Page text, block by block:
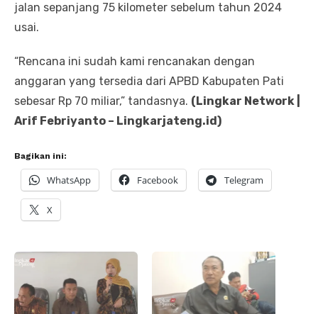
jalan sepanjang 75 kilometer sebelum tahun 2024
usai.
“Rencana ini sudah kami rencanakan dengan
anggaran yang tersedia dari APBD Kabupaten Pati
sebesar Rp 70 miliar,” tandasnya. (Lingkar Network |
Arif Febriyanto – Lingkarjateng.id)
Bagikan ini:
WhatsApp Facebook Telegram
X